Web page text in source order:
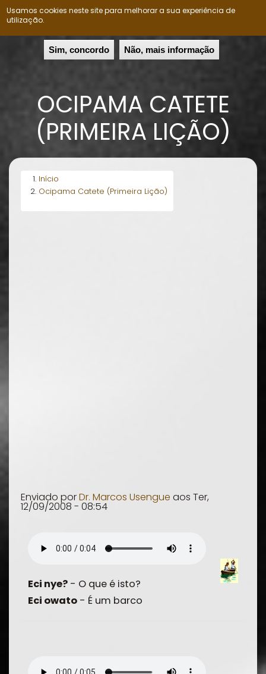
Usamos cookies neste site para melhorar a sua experiência de
utilização.
Sim, concordo Não, mais informação
Nação Ovimbundu
OCIPAMA CATETE
(PRIMEIRA LIÇÃO)
Início
Ocipama Catete (Primeira Lição)
Enviado porDr. Marcos Usengue aos Ter,
12/09/2008 - 08:54
Eci nye? - O que é isto?
Eci owato - É um barco